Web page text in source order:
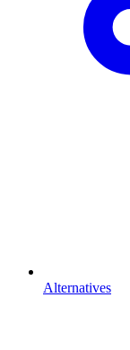
Alternatives